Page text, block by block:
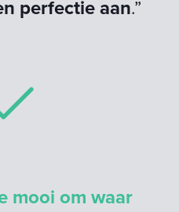
perfectie aan.”
mooi om waar